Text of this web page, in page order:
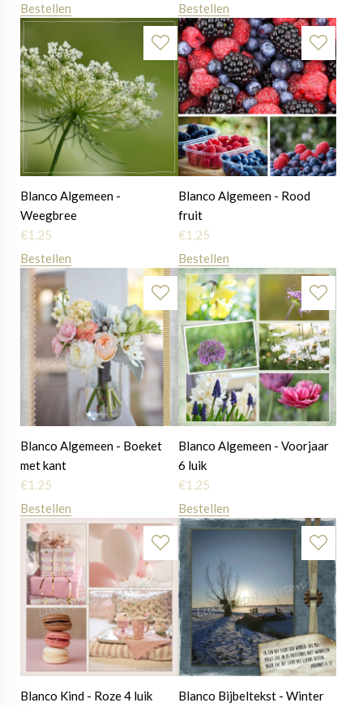
Bestellen
Bestellen
Blanco Algemeen -
Weegbree
€1,25
Bestellen
Blanco Algemeen - Rood
fruit
€1,25
Bestellen
Blanco Algemeen - Boeket
met kant
€1,25
Bestellen
Blanco Algemeen - Voorjaar
6 luik
€1,25
Bestellen
Blanco Kind - Roze 4 luik
Blanco Bijbeltekst - Winter